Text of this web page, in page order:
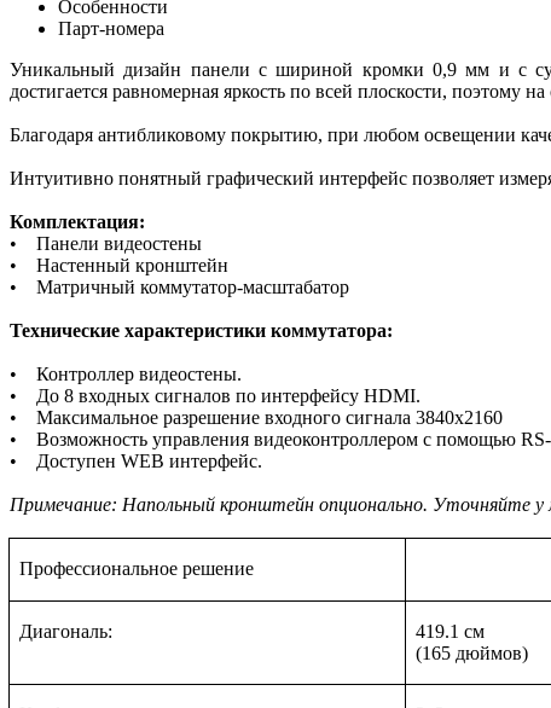
Особенности
Парт-номера
Уникальный дизайн панели с шириной кромки 0,9 мм и с
достигается равномерная яркость по всей плоскости, поэтому
Благодаря антибликовому покрытию, при любом освещении
Интуитивно понятный графический интерфейс позволяет
Комплектация:
• Панели видеостены
• Настенный кронштейн
• Матричный коммутатор-масштабатор
Технические характеристики коммутатора:
• Контроллер видеостены.
• До 8 входных сигналов по интерфейсу HDMI.
• Максимальное разрешение входного сигнала 3840x2160
• Возможность управления видеоконтроллером с помощью
• Доступен WEB интерфейс.
Примечание: Напольный кронштейн опционально. Уточняйте у
Профессиональное решение
Диагональ:
419.1 см
(165 дюймов)